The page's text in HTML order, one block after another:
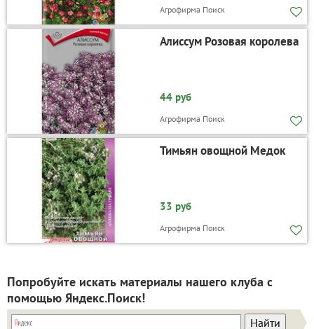
Агрофирма Поиск
Алиссум Розовая королева
44 руб
Агрофирма Поиск
Тимьян овощной Медок
33 руб
Агрофирма Поиск
Попробуйте искать материалы нашего клуба с
помощью Яндекс.Поиск!